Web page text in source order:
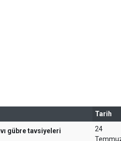
Tarih
gübre tavsiyeleri
24